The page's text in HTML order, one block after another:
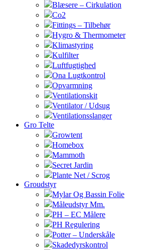
Blæsere – Cirkulation
Co2
Fittings – Tilbehør
Hygro & Thermometer
Klimastyring
Kulfilter
Luftfugtighed
Ona Lugtkontrol
Opvarmning
Ventilationskit
Ventilator / Udsug
Ventilationsslanger
Gro Telte
Growtent
Homebox
Mammoth
Secret Jardin
Plante Net / Scrog
Groudstyr
Mylar Og Bassin Folie
Måleudstyr Mm.
PH – EC Målere
PH Regulering
Potter – Underskåle
Skadedyrskontrol